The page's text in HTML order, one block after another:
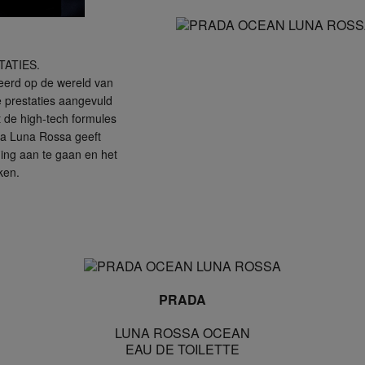
om deze
van een
winkel bij jou in de
Neem wel je
op de wereld van
aangevuld
high-tech formules
Luna Rossa geeft
aan te gaan en het
PRADA
LUNA ROSSA OCEAN
EAU DE TOILETTE